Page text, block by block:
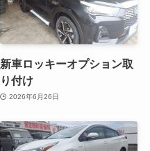
新車ロッキーオプション取
り付け
2026年6月26日